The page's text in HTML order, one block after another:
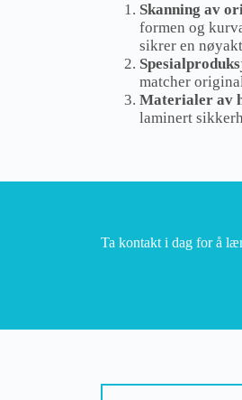
Skanning av
formen og
sikrer en
matcher
Materialer av
laminert
Ta kontakt i dag for å